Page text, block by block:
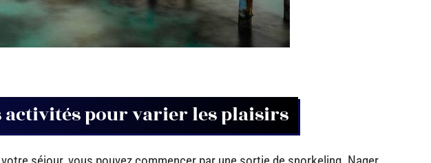
activités pour varier les plaisirs